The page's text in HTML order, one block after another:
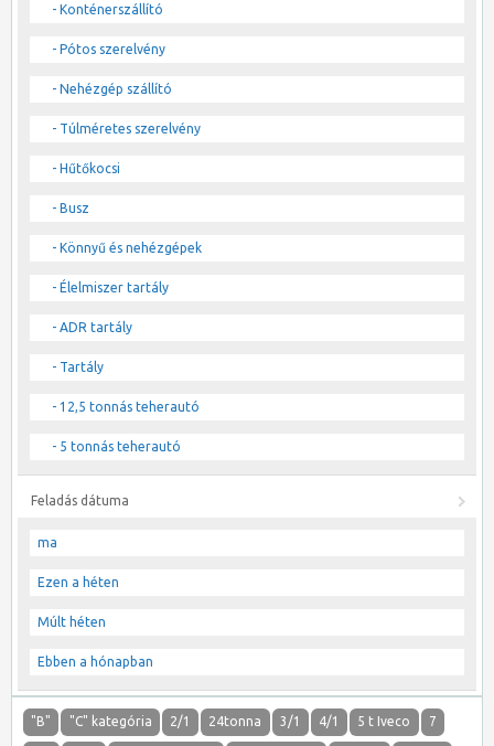
- Konténerszállító
- Pótos szerelvény
- Nehézgép szállító
- Túlméretes szerelvény
- Hűtőkocsi
- Busz
- Könnyű és nehézgépek
- Élelmiszer tartály
- ADR tartály
- Tartály
- 12,5 tonnás teherautó
- 5 tonnás teherautó
Feladás dátuma
ma
Ezen a héten
Múlt héten
Ebben a hónapban
"B" "C" kategória 2/1 24tonna 3/1 4/1 5 t Iveco 7